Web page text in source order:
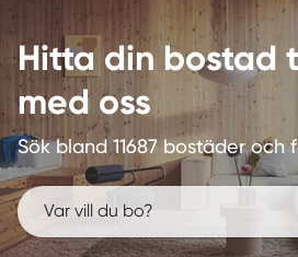
Sök bostad
Hitta mäklare
Sälja
Köpa
Guider
Hitta din bostad
med oss
Sök bland 11687 bostäder och